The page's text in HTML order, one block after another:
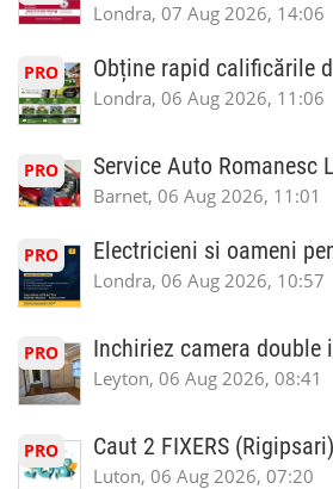
Londra, 07 Aug 2026, 14:06
PRO Obține rapid calificările
Londra, 06 Aug 2026, 11:06
PRO Service Auto Romanesc
Barnet, 06 Aug 2026, 11:01
PRO Electricieni si oameni
Londra, 06 Aug 2026, 10:57
PRO Inchiriez camera double
Leyton, 06 Aug 2026, 08:41
PRO Caut 2 FIXERS
Luton, 06 Aug 2026, 07:20